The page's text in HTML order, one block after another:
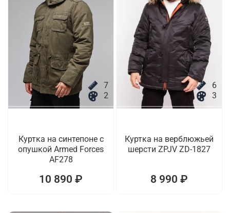
7
2
Куртка на синтепоне с
опушкой Armed Forces
AF278
10 890 ₽
6
3
Куртка на верблюжьей
шерсти ZPJV ZD-1827
8 990 ₽